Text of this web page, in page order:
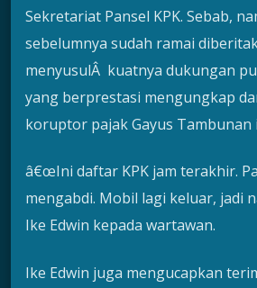
Sekretariat Pansel KPK. Sebab,
sebelumnya sudah ramai
menyusulÂ kuatnya dukungan
yang berprestasi mengungkap
koruptor pajak Gayus Tambunan
â€œIni daftar KPK jam terakhir.
mengabdi. Mobil lagi keluar, jadi
Ike Edwin kepada wartawan.
Ike Edwin juga mengucapkan